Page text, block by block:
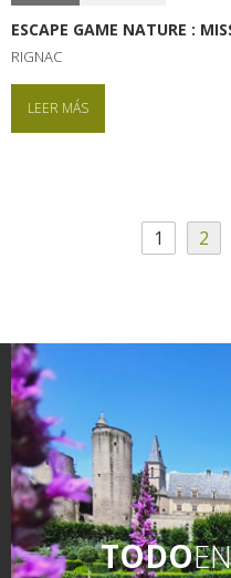
ESCAPE GAME NATURE :
RIGNAC
LEER MÁS
1 2
TODOEN